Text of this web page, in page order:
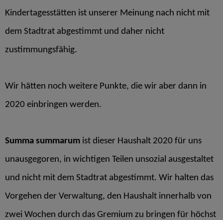
Kindertagesstätten ist unserer Meinung nach nicht mit
dem Stadtrat abgestimmt und daher nicht
zustimmungsfähig.
Wir hätten noch weitere Punkte, die wir aber dann in
2020 einbringen werden.
Summa summarum ist dieser Haushalt 2020 für uns
unausgegoren, in wichtigen Teilen unsozial ausgestaltet
und nicht mit dem Stadtrat abgestimmt. Wir halten das
Vorgehen der Verwaltung, den Haushalt innerhalb von
zwei Wochen durch das Gremium zu bringen für höchst